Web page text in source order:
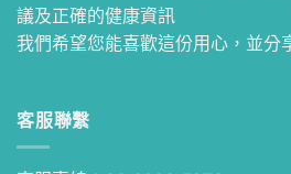
議及正確的健康資訊
我們希望您能喜歡這份用心，並分
客服聯繫